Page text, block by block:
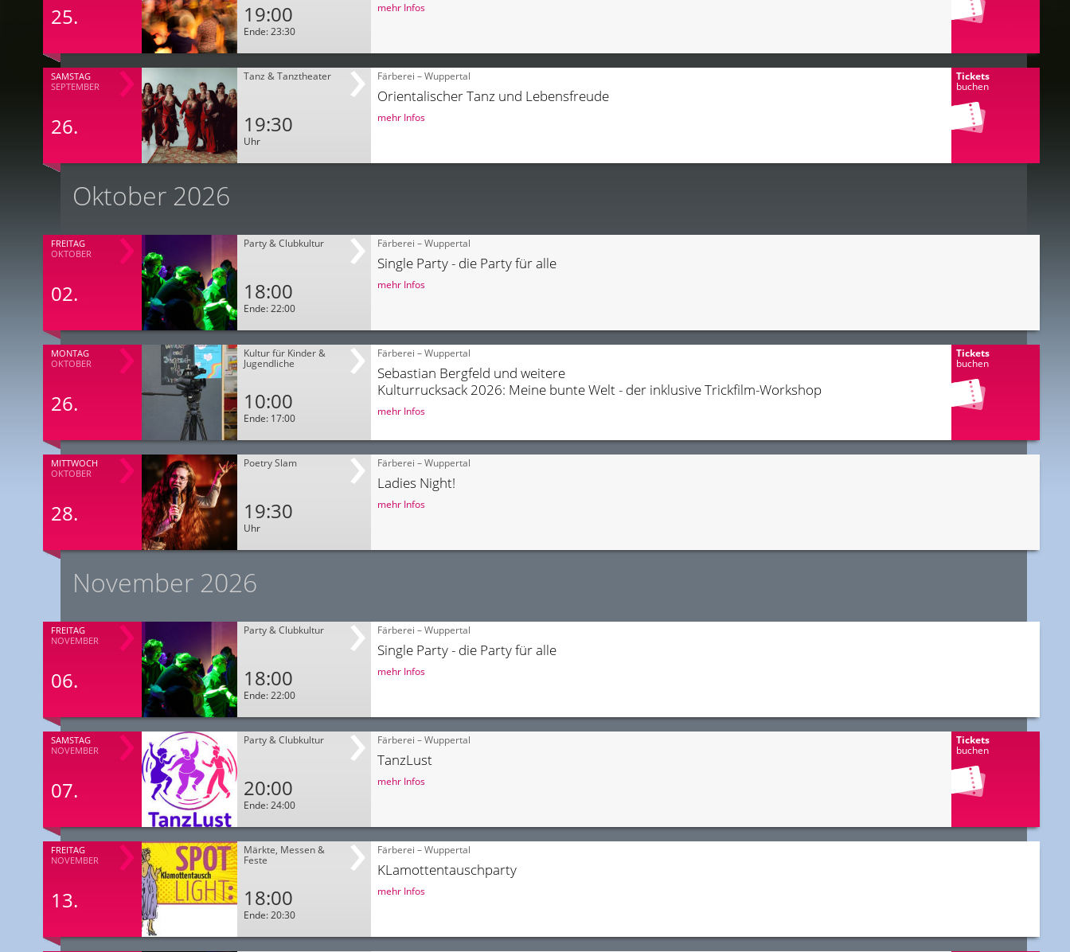
25. 19:00
Ende: 23:30
mehr Infos
SAMSTAG
SEPTEMBER
26.
Tanz & Tanztheater
19:30
Uhr
Tickets
buchen
Färberei – Wuppertal
Orientalischer Tanz und Lebensfreude
mehr Infos
Oktober 2026
FREITAG
OKTOBER
02.
Party & Clubkultur
18:00
Ende: 22:00
Färberei – Wuppertal
Single Party - die Party für alle
mehr Infos
MONTAG
OKTOBER
26.
Kultur für Kinder &
Jugendliche
10:00
Ende: 17:00
Tickets
buchen
Färberei – Wuppertal
Sebastian Bergfeld und weitere
Kulturrucksack 2026: Meine bunte Welt - der inklusive Trickfilm-Workshop
mehr Infos
MITTWOCH
OKTOBER
28.
Poetry Slam
19:30
Uhr
Färberei – Wuppertal
Ladies Night!
mehr Infos
November 2026
FREITAG
NOVEMBER
06.
Party & Clubkultur
18:00
Ende: 22:00
Färberei – Wuppertal
Single Party - die Party für alle
mehr Infos
SAMSTAG
NOVEMBER
07.
Party & Clubkultur
20:00
Ende: 24:00
Tickets
buchen
Färberei – Wuppertal
TanzLust
mehr Infos
FREITAG
NOVEMBER
13.
Märkte, Messen &
Feste
18:00
Ende: 20:30
Färberei – Wuppertal
KLamottentauschparty
mehr Infos